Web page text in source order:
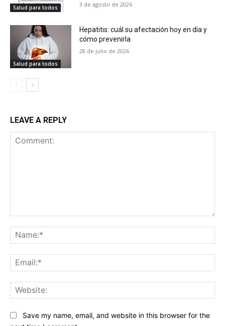
Salud para todos 3 de agosto de 2026
Salud para todos
Hepatitis: cuál su afectación hoy en día y
cómo prevenirla
28 de julio de 2026
LEAVE A REPLY
Save my name, email, and website in this browser for the